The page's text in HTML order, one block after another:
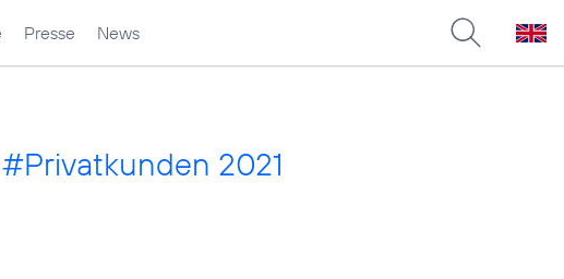
Presse News
2021